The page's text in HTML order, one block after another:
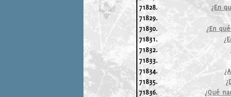
71828.
¿En
71829.
71830.
¿En
71831.
71832.
71833.
71834.
71835.
71836.
¿Qué